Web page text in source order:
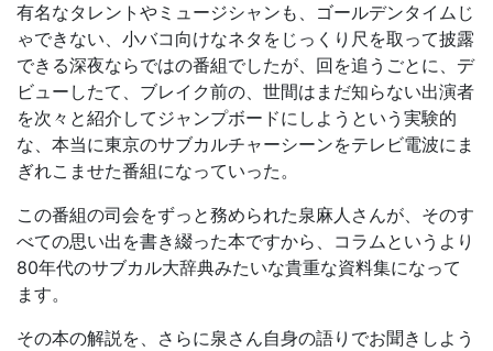
有名なタレントやミュージシャンも、ゴールデンタイムじ
ゃできない、小バコ向けなネタをじっくり尺を取って披露
できる深夜ならではの番組でしたが、回を追うごとに、デ
ビューしたて、ブレイク前の、世間はまだ知らない出演者
を次々と紹介してジャンプボードにしようという実験的
な、本当に東京のサブカルチャーシーンをテレビ電波にま
ぎれこませた番組になっていった。
この番組の司会をずっと務められた泉麻人さんが、そのす
べての思い出を書き綴った本ですから、コラムというより
80年代のサブカル大辞典みたいな貴重な資料集になって
ます。
その本の解説を、さらに泉さん自身の語りでお聞きしよう